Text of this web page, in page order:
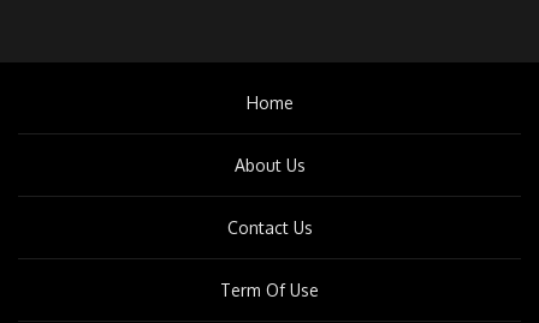
Home
About Us
Contact Us
Term Of Use